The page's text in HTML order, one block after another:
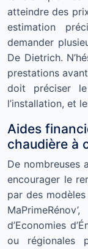
atteindre des
estimation
demander
De Dietrich.
prestations
doit préciser
l’installation, et
Aides
chaudière à
De nombreuses
encourager le
par des
d’Economies
ou régionales